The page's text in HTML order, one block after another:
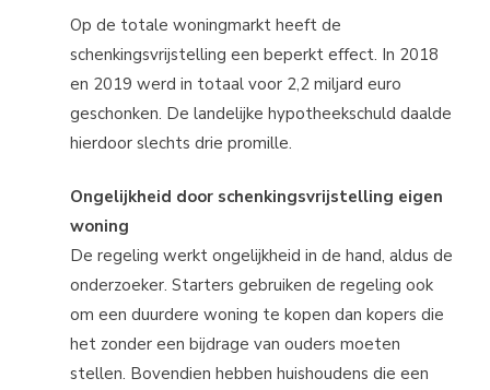
Op de totale woningmarkt heeft de
schenkingsvrijstelling een beperkt effect. In 2018
en 2019 werd in totaal voor 2,2 miljard euro
geschonken. De landelijke hypotheekschuld daalde
hierdoor slechts drie promille.
Ongelijkheid door schenkingsvrijstelling eigen
woning
De regeling werkt ongelijkheid in de hand, aldus de
onderzoeker. Starters gebruiken de regeling ook
om een duurdere woning te kopen dan kopers die
het zonder een bijdrage van ouders moeten
stellen. Bovendien hebben huishoudens die een